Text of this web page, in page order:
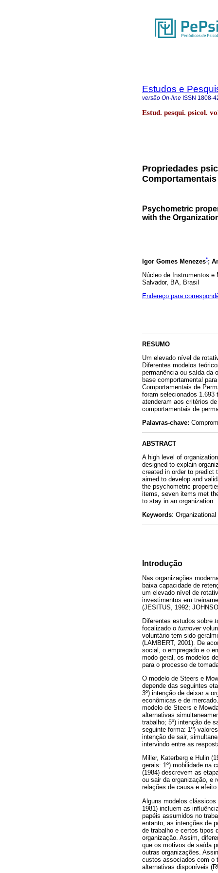
Estudos e
versão On-line ISSN 1808-
Estud. pesqui. psicol.
Propriedades
Psychometric
with the
Igor Gomes Menezes*;
Núcleo de Instrumentos
Salvador, BA, Brasil
Endereço para
RESUMO
Um elevado nível de
Diferentes modelos
permanência ou saída da
base comportamental
Comportamentais de
foram selecionados 1.693
atenderam aos critérios
comportamentais de
Palavras-chave:
ABSTRACT
A high level of
designed to explain
created in order to predict
aimed to develop and
the psychometric
items, seven items met
to stay in an organization.
Keywords:
Introdução
Nas organizações
baixa capacidade de
um elevado nível de
investimentos em
(JESITUS, 1992;
Diferentes estudos sobre
focalizado o turnover
voluntário tem sido
(LAMBERT, 2001). De
social, o empregado e o
modo geral, os modelos
para o processo de
O modelo de Steers e
depende das seguintes
3º) intenção de deixar a
econômicas e de
modelo de Steers e
alternativas
trabalho; 5º) intenção de
seguinte forma: 1º)
intenção de sair,
intervindo entre as
Miller, Katerberg e Hulin
gerais: 1º) mobilidade na
(1984) descrevem as
ou sair da organização, e
relações de causa e
Alguns modelos
1981) incluem as
papéis assumidos no
entanto, as intenções de
de trabalho e certos tipos
organização. Assim,
que os motivos de saída
outras organizações.
custos associados com o
alternativas disponíveis